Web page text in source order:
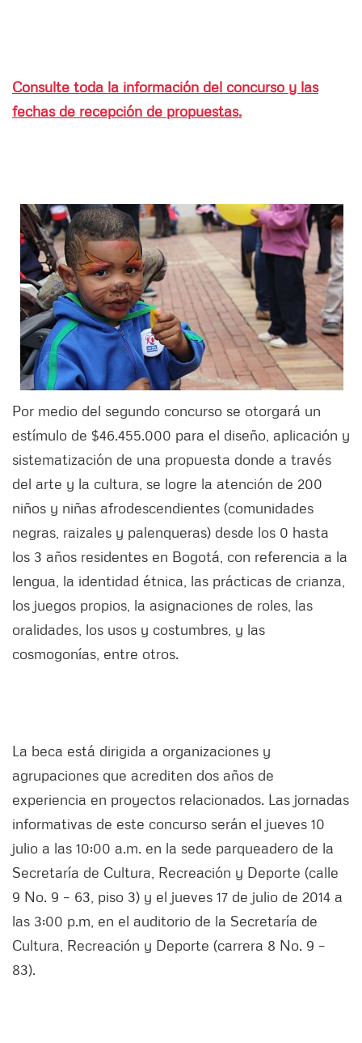
Consulte toda la información del concurso y las
fechas de recepción de propuestas.
Por medio del segundo concurso se otorgará un
estímulo de $46.455.000 para el diseño, aplicación y
sistematización de una propuesta donde a través
del arte y la cultura, se logre la atención de 200
niños y niñas afrodescendientes (comunidades
negras, raizales y palenqueras) desde los 0 hasta
los 3 años residentes en Bogotá, con referencia a la
lengua, la identidad étnica, las prácticas de crianza,
los juegos propios, la asignaciones de roles, las
oralidades, los usos y costumbres, y las
cosmogonías, entre otros.
La beca está dirigida a organizaciones y
agrupaciones que acrediten dos años de
experiencia en proyectos relacionados. Las jornadas
informativas de este concurso serán el jueves 10
julio a las 10:00 a.m. en la sede parqueadero de la
Secretaría de Cultura, Recreación y Deporte (calle
9 No. 9 – 63, piso 3) y el jueves 17 de julio de 2014 a
las 3:00 p.m, en el auditorio de la Secretaría de
Cultura, Recreación y Deporte (carrera 8 No. 9 –
83).